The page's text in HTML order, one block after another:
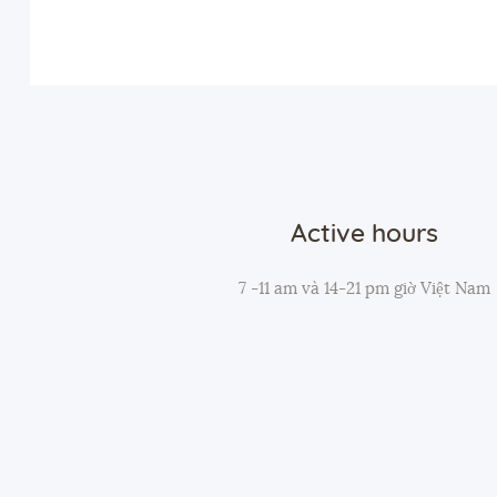
Active hours
7 -11 am và 14-21 pm giờ Việt Nam